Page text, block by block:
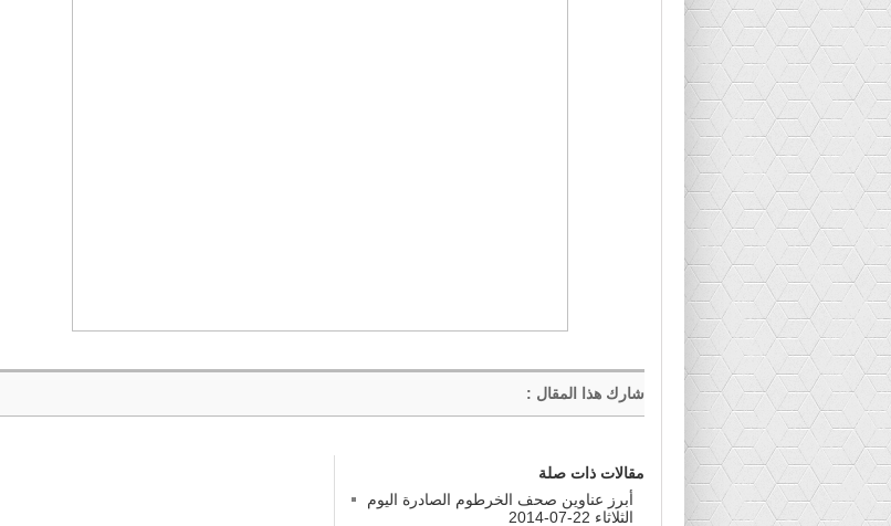
شارك هذا المقال :
مقالات ذات صلة
أبرز عناوين صحف الخرطوم الصادرة اليوم
الثلاثاء 22-07-2014